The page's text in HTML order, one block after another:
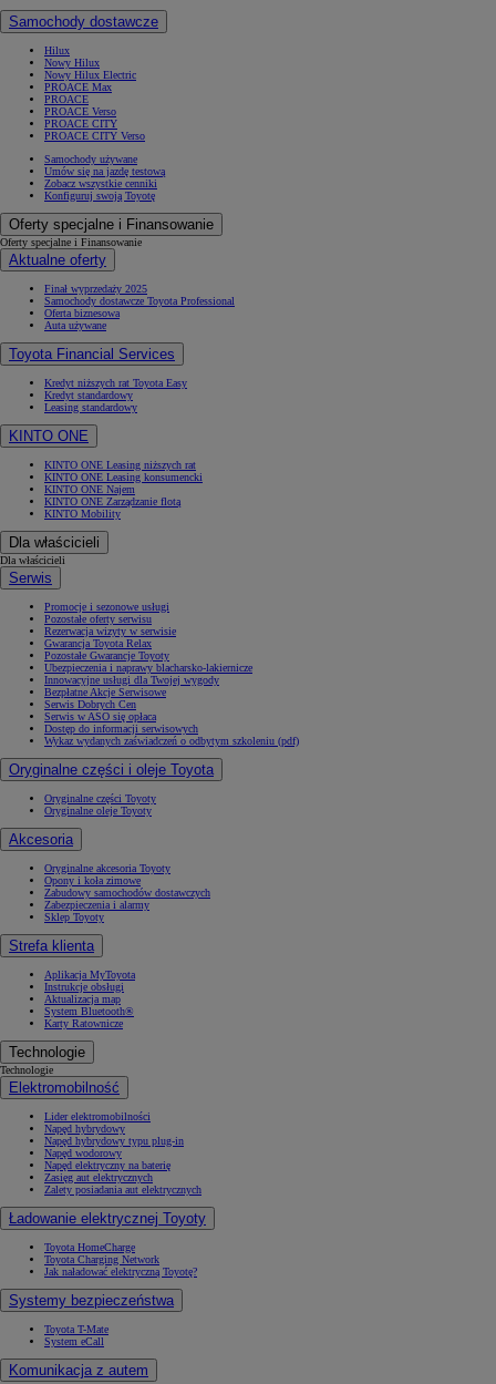
Samochody dostawcze
Hilux
Nowy Hilux
Nowy Hilux Electric
PROACE Max
PROACE
PROACE Verso
PROACE CITY
PROACE CITY Verso
Samochody używane
Umów się na jazdę testową
Zobacz wszystkie cenniki
Konfiguruj swoją Toyotę
Oferty specjalne i Finansowanie
Oferty specjalne i Finansowanie
Aktualne oferty
Finał wyprzedaży 2025
Samochody dostawcze Toyota Professional
Oferta biznesowa
Auta używane
Toyota Financial Services
Kredyt niższych rat Toyota Easy
Kredyt standardowy
Leasing standardowy
KINTO ONE
KINTO ONE Leasing niższych rat
KINTO ONE Leasing konsumencki
KINTO ONE Najem
KINTO ONE Zarządzanie flotą
KINTO Mobility
Dla właścicieli
Dla właścicieli
Serwis
Promocje i sezonowe usługi
Pozostałe oferty serwisu
Rezerwacja wizyty w serwisie
Gwarancja Toyota Relax
Pozostałe Gwarancje Toyoty
Ubezpieczenia i naprawy blacharsko-lakiernicze
Innowacyjne usługi dla Twojej wygody
Bezpłatne Akcje Serwisowe
Serwis Dobrych Cen
Serwis w ASO się opłaca
Dostęp do informacji serwisowych
Wykaz wydanych zaświadczeń o odbytym szkoleniu (pdf)
Oryginalne części i oleje Toyota
Oryginalne części Toyoty
Oryginalne oleje Toyoty
Akcesoria
Oryginalne akcesoria Toyoty
Opony i koła zimowe
Zabudowy samochodów dostawczych
Zabezpieczenia i alarmy
Sklep Toyoty
Strefa klienta
Aplikacja MyToyota
Instrukcje obsługi
Aktualizacja map
System Bluetooth®
Karty Ratownicze
Technologie
Technologie
Elektromobilność
Lider elektromobilności
Napęd hybrydowy
Napęd hybrydowy typu plug-in
Napęd wodorowy
Napęd elektryczny na baterię
Zasięg aut elektrycznych
Zalety posiadania aut elektrycznych
Ładowanie elektrycznej Toyoty
Toyota HomeCharge
Toyota Charging Network
Jak naładować elektryczną Toyotę?
Systemy bezpieczeństwa
Toyota T-Mate
System eCall
Komunikacja z autem